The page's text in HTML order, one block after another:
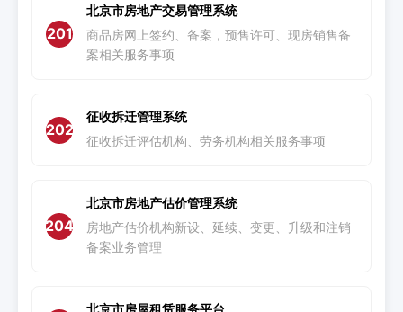
201
北京市房地产交易管理系统
商品房网上签约、备案，预售许可、现房销售备
案相关服务事项
202
征收拆迁管理系统
征收拆迁评估机构、劳务机构相关服务事项
204
北京市房地产估价管理系统
房地产估价机构新设、延续、变更、升级和注销
备案业务管理